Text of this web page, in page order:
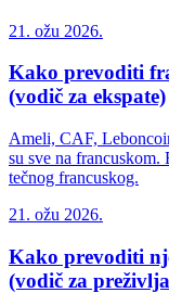
21. ožu 2026.
Kako prevoditi
(vodič za ekspate)
Ameli, CAF,
su sve na
tečnog francuskog.
21. ožu 2026.
Kako prevoditi
(vodič za